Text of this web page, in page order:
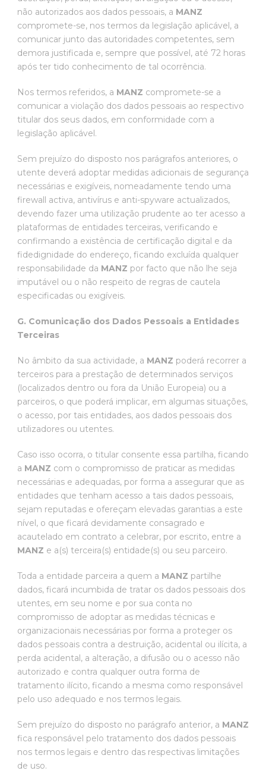
não autorizados aos dados pessoais, a MANZ
compromete-se, nos termos da legislação aplicável, a
comunicar junto das autoridades competentes, sem
demora justificada e, sempre que possível, até 72 horas
após ter tido conhecimento de tal ocorrência.
Nos termos referidos, a MANZ compromete-se a
comunicar a violação dos dados pessoais ao respectivo
titular dos seus dados, em conformidade com a
legislação aplicável.
Sem prejuízo do disposto nos parágrafos anteriores, o
utente deverá adoptar medidas adicionais de segurança
necessárias e exigíveis, nomeadamente tendo uma
firewall activa, antivírus e anti-spyware actualizados,
devendo fazer uma utilização prudente ao ter acesso a
plataformas de entidades terceiras, verificando e
confirmando a existência de certificação digital e da
fidedignidade do endereço, ficando excluída qualquer
responsabilidade da MANZ por facto que não lhe seja
imputável ou o não respeito de regras de cautela
especificadas ou exigíveis.
G. Comunicação dos Dados Pessoais a Entidades
Terceiras
No âmbito da sua actividade, a MANZ poderá recorrer a
terceiros para a prestação de determinados serviços
(localizados dentro ou fora da União Europeia) ou a
parceiros, o que poderá implicar, em algumas situações,
o acesso, por tais entidades, aos dados pessoais dos
utilizadores ou utentes.
Caso isso ocorra, o titular consente essa partilha, ficando
a MANZ com o compromisso de praticar as medidas
necessárias e adequadas, por forma a assegurar que as
entidades que tenham acesso a tais dados pessoais,
sejam reputadas e ofereçam elevadas garantias a este
nível, o que ficará devidamente consagrado e
acautelado em contrato a celebrar, por escrito, entre a
MANZ e a(s) terceira(s) entidade(s) ou seu parceiro.
Toda a entidade parceira a quem a MANZ partilhe
dados, ficará incumbida de tratar os dados pessoais dos
utentes, em seu nome e por sua conta no
compromisso de adoptar as medidas técnicas e
organizacionais necessárias por forma a proteger os
dados pessoais contra a destruição, acidental ou ilícita, a
perda acidental, a alteração, a difusão ou o acesso não
autorizado e contra qualquer outra forma de
tratamento ilícito, ficando a mesma como responsável
pelo uso adequado e nos termos legais.
Sem prejuízo do disposto no parágrafo anterior, a MANZ
fica responsável pelo tratamento dos dados pessoais
nos termos legais e dentro das respectivas limitações
de uso.